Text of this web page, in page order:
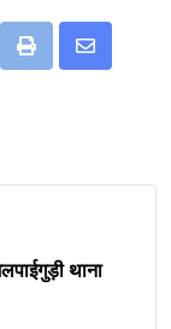
Print
Share
थाना